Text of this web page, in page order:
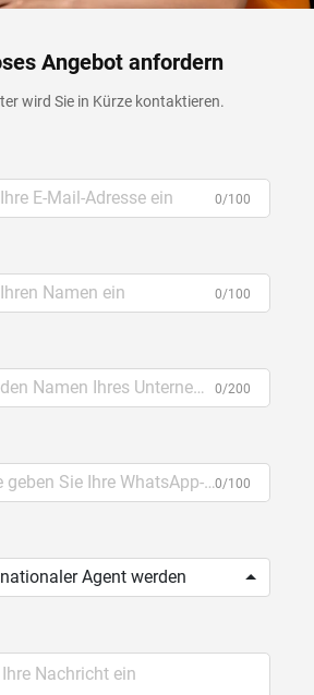
Angebot anfordern
wird Sie in Kürze kontaktieren.
0/100
0/100
0/200
0/100
Agent werden